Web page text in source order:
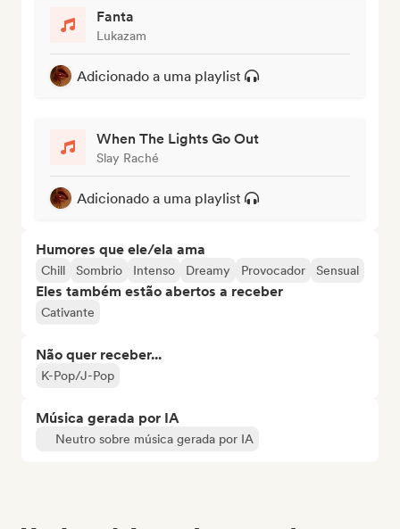
Fanta
Lukazam
Adicionado a uma playlist
When The Lights Go Out
Slay Raché
Adicionado a uma playlist
Humores que ele/ela ama
Chill Sombrio Intenso Dreamy Provocador Sensual
Eles também estão abertos a receber
Cativante
Não quer receber...
K-Pop/J-Pop
Música gerada por IA
Neutro sobre música gerada por IA